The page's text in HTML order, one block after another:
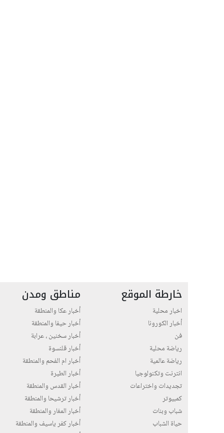
خارطة الموقع
اخبار محلية
أخبار الكورونا
فن
رياضة محلية
رياضة عالمية
انترنت وتكنولوجيا
تجديدات واختراعات
كمبيوتر
شباب وبنات
حياة الشباب
مناطق ومدن
أخبار عكا والمنطقة
أخبار حيفا والمنطقة
أخبار سخنين ، عرابة
أخبار قلنسوة
أخبار ام الفحم والمنطقة
أخبار الطيرة
أخبار القدس والمنطقة
أخبار ترشيحا والمنطقة
أخبار المغار والمنطقة
أخبار كفر ياسيف والمنطقة